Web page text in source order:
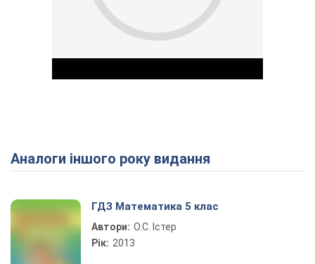
Play Video
Аналоги іншого року видання
ГДЗ Математика 5 клас
Автори: О.С. Істер
Рік: 2013